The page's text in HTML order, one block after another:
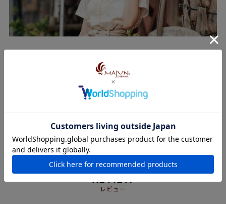
BUSINESS オフィスに
沖縄のビジネスウェアとして発展してきたかりゆしウェ
ア。 夏の日差しに映えるカラフルな柄が、職場に華やぎ
を添えます。 足元はパンプスやヒールサンダルできちん
と感をだしてコーディネート。 ダークカラーも良いです
が、あえて明るい色のボトムを合わせれば軽やかなビジ
ネススタイルの完成です。
REVIEW
レビュー